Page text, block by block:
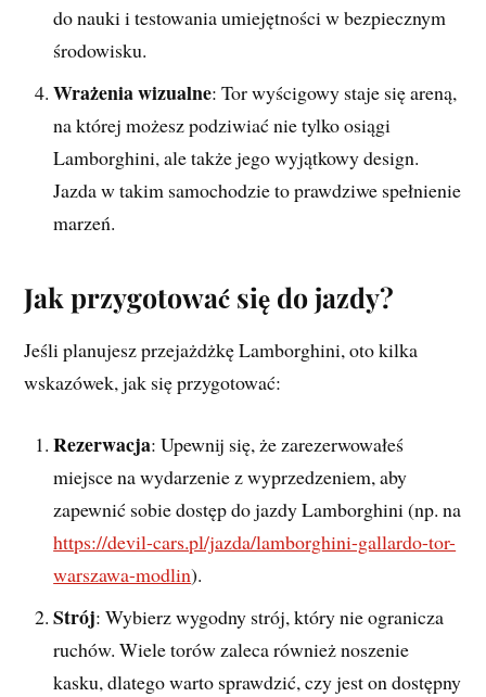
do nauki i testowania umiejętności w bezpiecznym
środowisku.
Wrażenia wizualne: Tor wyścigowy staje się areną,
na której możesz podziwiać nie tylko osiągi
Lamborghini, ale także jego wyjątkowy design.
Jazda w takim samochodzie to prawdziwe spełnienie
marzeń.
Jak przygotować się do jazdy?
Jeśli planujesz przejażdżkę Lamborghini, oto kilka
wskazówek, jak się przygotować:
Rezerwacja: Upewnij się, że zarezerwowałeś
miejsce na wydarzenie z wyprzedzeniem, aby
zapewnić sobie dostęp do jazdy Lamborghini (np. na
https://devil-cars.pl/jazda/lamborghini-gallardo-tor-
warszawa-modlin).
Strój: Wybierz wygodny strój, który nie ogranicza
ruchów. Wiele torów zaleca również noszenie
kasku, dlatego warto sprawdzić, czy jest on dostępny